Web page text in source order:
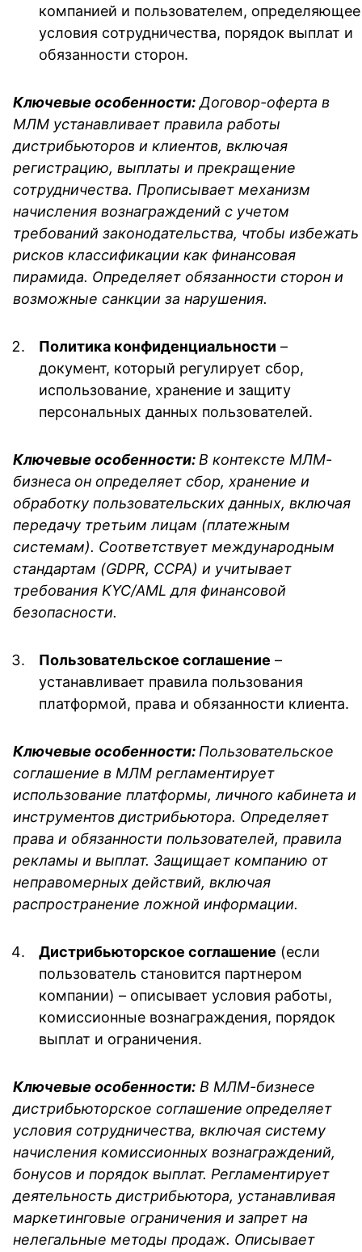
компанией и пользователем, определяющее
условия сотрудничества, порядок выплат и
обязанности сторон.
Ключевые особенности: Договор-оферта в
МЛМ устанавливает правила работы
дистрибьюторов и клиентов, включая
регистрацию, выплаты и прекращение
сотрудничества. Прописывает механизм
начисления вознаграждений с учетом
требований законодательства, чтобы избежать
рисков классификации как финансовая
пирамида. Определяет обязанности сторон и
возможные санкции за нарушения.
Политика конфиденциальности –
документ, который регулирует сбор,
использование, хранение и защиту
персональных данных пользователей.
Ключевые особенности: В контексте МЛМ-
бизнеса он определяет сбор, хранение и
обработку пользовательских данных, включая
передачу третьим лицам (платежным
системам). Соответствует международным
стандартам (GDPR, CCPA) и учитывает
требования KYC/AML для финансовой
безопасности.
Пользовательское соглашение –
устанавливает правила пользования
платформой, права и обязанности клиента.
Ключевые особенности: Пользовательское
соглашение в МЛМ регламентирует
использование платформы, личного кабинета и
инструментов дистрибьютора. Определяет
права и обязанности пользователей, правила
рекламы и выплат. Защищает компанию от
неправомерных действий, включая
распространение ложной информации.
Дистрибьюторское соглашение (если
пользователь становится партнером
компании) – описывает условия работы,
комиссионные вознаграждения, порядок
выплат и ограничения.
Ключевые особенности: В МЛМ-бизнесе
дистрибьюторское соглашение определяет
условия сотрудничества, включая систему
начисления комиссионных вознаграждений,
бонусов и порядок выплат. Регламентирует
деятельность дистрибьютора, устанавливая
маркетинговые ограничения и запрет на
нелегальные методы продаж. Описывает